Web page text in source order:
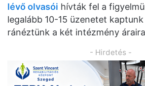
lévő olvasói hívták fel a
legalább 10-15 üzenetet
ránéztünk a két intézmény
- Hirdetés -